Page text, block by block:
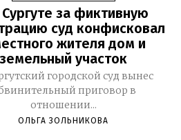
Сургуте за фиктивную
суд конфисковал
жителя дом и
земельный участок
городской суд вынес
приговор в
отношении...
ОЛЬГА ЗОЛЬНИКОВА